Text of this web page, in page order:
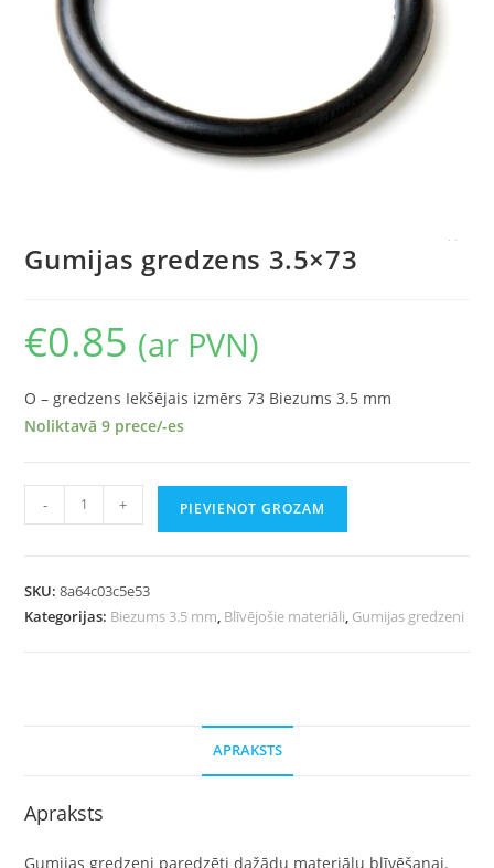
Gumijas gredzens 3.5×73
€0.85 (ar PVN)
O – gredzens Iekšējais izmērs 73 Biezums 3.5 mm
Noliktavā 9 prece/-es
- + PIEVIENOT GROZAM
SKU:8a64c03c5e53
Kategorijas: Biezums 3.5 mm, Blīvējošie materiāli, Gumijas gredzeni
APRAKSTS
Apraksts
Gumijas gredzeni paredzēti dažādu materiālu blīvēšanai.